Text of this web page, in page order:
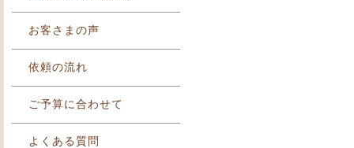
お客さまの声
依頼の流れ
ご予算に合わせて
よくある質問